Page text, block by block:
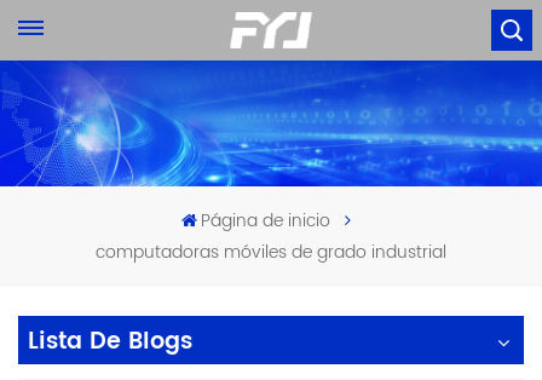
Página de inicio
computadoras móviles de grado industrial
Lista De Blogs